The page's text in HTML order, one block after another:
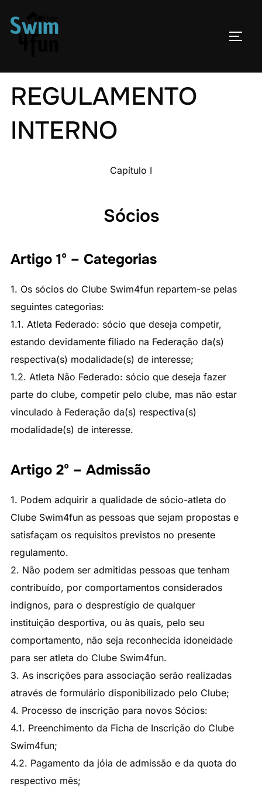
REGULAMENTO
INTERNO
Capítulo I
Sócios
Artigo 1º – Categorias
1. Os sócios do Clube Swim4fun repartem-se pelas
seguintes categorias:
1.1. Atleta Federado: sócio que deseja competir,
estando devidamente filiado na Federação da(s)
respectiva(s) modalidade(s) de interesse;
1.2. Atleta Não Federado: sócio que deseja fazer
parte do clube, competir pelo clube, mas não estar
vinculado à Federação da(s) respectiva(s)
modalidade(s) de interesse.
Artigo 2º – Admissão
1. Podem adquirir a qualidade de sócio-atleta do
Clube Swim4fun as pessoas que sejam propostas e
satisfaçam os requisitos previstos no presente
regulamento.
2. Não podem ser admitidas pessoas que tenham
contribuído, por comportamentos considerados
indignos, para o desprestígio de qualquer
instituição desportiva, ou às quais, pelo seu
comportamento, não seja reconhecida idoneidade
para ser atleta do Clube Swim4fun.
3. As inscrições para associação serão realizadas
através de formulário disponibilizado pelo Clube;
4. Processo de inscrição para novos Sócios:
4.1. Preenchimento da Ficha de Inscrição do Clube
Swim4fun;
4.2. Pagamento da jóia de admissão e da quota do
respectivo mês;